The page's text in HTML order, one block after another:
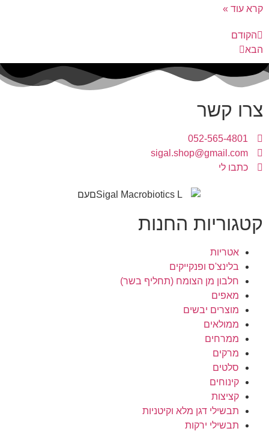
קרא עוד »
הקודם
הבא
צרו קשר
052-565-4801
sigal.shop@gmail.com
כתבו לי
קטגוריות החנות
אטריות
בלינצ'ס ופנקייקים
חלבון מן הצומח (תחליף בשר)
מאפים
מוצרים יבשים
ממולאים
ממרחים
מרקים
סלטים
קינוחים
קציצות
תבשילי דגן מלא וקיטניות
תבשילי ירקות